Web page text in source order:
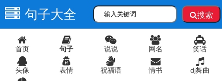
句子大全 搜索
首页 句子 说说 网名 笑话
头像 表情 祝福语 情书 dj舞曲